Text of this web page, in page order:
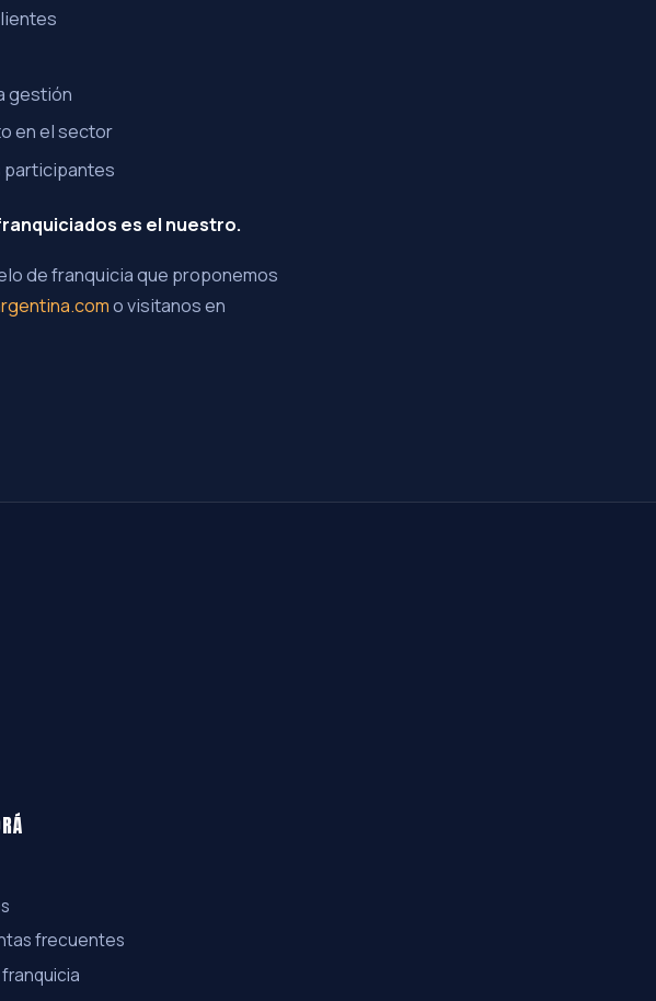
gestión
en el sector
participantes
es el nuestro.
de franquicia que proponemos
o visitanos en
frecuentes